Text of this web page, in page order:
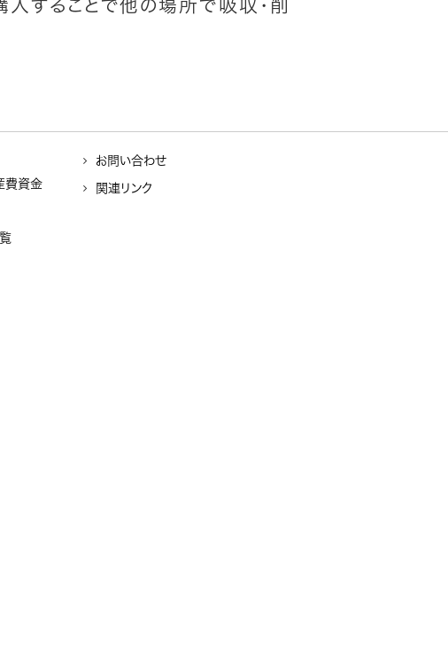
することで他の場所で吸収・削
費資金
お問い合わせ
関連リンク